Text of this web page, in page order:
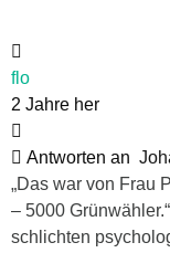
flo
2 Jahre her
Antworten an
„Das war von Frau
– 5000
schlichten